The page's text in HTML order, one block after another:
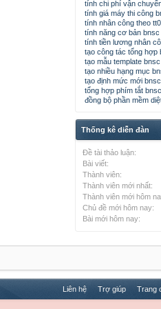
tính chi phí vận
tính giá máy thi công
tính nhân công theo
tính năng cơ bản bnsc
tính tiền lương nhân
tạo công tác tổng hợp
tạo mẫu template bnsc
tạo nhiều hạng mục
tạo định mức mới bnsc
tổng hợp phím tắt bnsc
đồng bộ phần mềm
Thống kê diễn đàn
Đề tài thảo luận:
Bài viết:
Thành viên:
Thành viên mới nhất:
Thành viên mới hôm
Chủ đề mới hôm nay:
Bài mới hôm nay:
Liên hệ Trợ giúp Trang